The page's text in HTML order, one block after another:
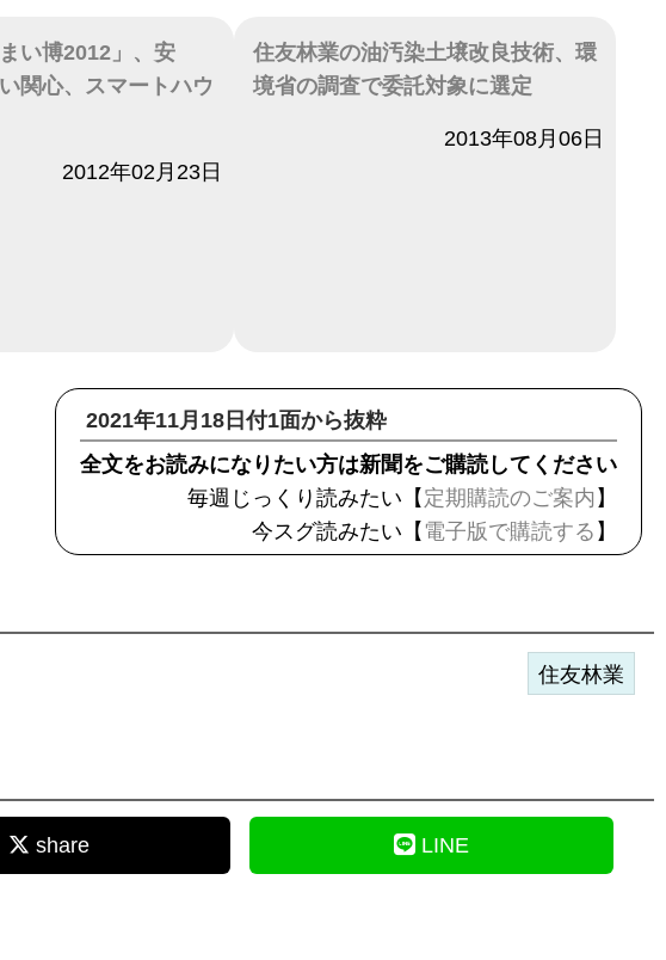
い博2012」、安
関心、スマートハウ
2012年02月23日
住友林業の油汚染土壌改良技術、環
境省の調査で委託対象に選定
2013年08月06日
2021年11月18日付1面から抜粋
全文をお読みになりたい方は新聞をご購読してください
毎週じっくり読みたい【 定期購読のご案内 】
今スグ読みたい【 電子版で購読する 】
住友林業
share LINE